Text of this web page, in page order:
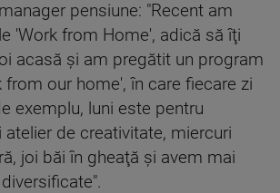
pensiune: "Recent am
'Work from Home', adică să îţi
acasă şi am pregătit un program
from our home', în care fiecare zi
exemplu, luni este pentru
de creativitate, miercuri
joi băi în gheaţă şi avem mai